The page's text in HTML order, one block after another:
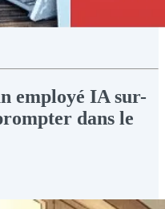
employé IA sur-
dans le